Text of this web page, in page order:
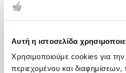
Αυτή η ιστοσελίδα
Χρησιμοποιούμε cookies για την
περιεχομένου και διαφημίσεων,